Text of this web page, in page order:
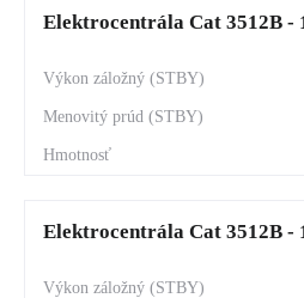
Elektrocentrála Cat 3512B -
Elektrocentrála Cat 3512B -